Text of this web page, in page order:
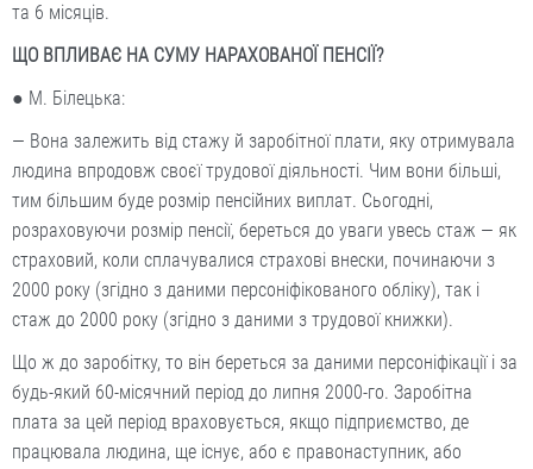
та 6 місяців.
ЩО ВПЛИВАЄ НА СУМУ НАРАХОВАНОЇ ПЕНСІЇ?
● М. Білецька:
— Вона залежить від стажу й заробітної плати, яку отримувала
людина впродовж своєї трудової діяльності. Чим вони більші,
тим більшим буде розмір пенсійних виплат. Сьогодні,
розраховуючи розмір пенсії, береться до уваги увесь стаж — як
страховий, коли сплачувалися страхові внески, починаючи з
2000 року (згідно з даними персоніфікованого обліку), так і
стаж до 2000 року (згідно з даними з трудової книжки).
Що ж до заробітку, то він береться за даними персоніфікації і за
будь-який 60-місячний період до липня 2000-го. Заробітна
плата за цей період враховується, якщо підприємство, де
працювала людина, ще існує, або є правонаступник, або